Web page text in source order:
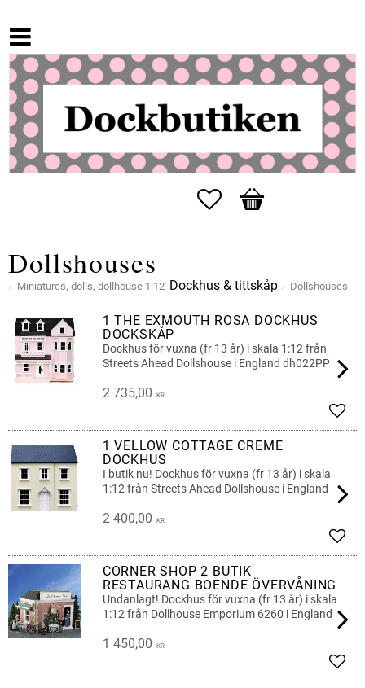
Favorites
Basket
Dollshouses
Miniatures, dolls, dollhouse 1:12 Dockhus & tittskåp Dollshouses
1 THE EXMOUTH ROSA DOCKHUS
DOCKSKÅP
Dockhus för vuxna (fr 13 år) i skala 1:12 från
Streets Ahead Dollshouse i England dh022PP
2 735,00 KR
Add
1 VELLOW COTTAGE CREME
DOCKHUS
I butik nu! Dockhus för vuxna (fr 13 år) i skala
1:12 från Streets Ahead Dollshouse i England
2 400,00 KR
Add
CORNER SHOP 2 BUTIK
RESTAURANG BOENDE ÖVERVÅNING
Undanlagt! Dockhus för vuxna (fr 13 år) i skala
1:12 från Dollhouse Emporium 6260 i England
1 450,00 KR
Add